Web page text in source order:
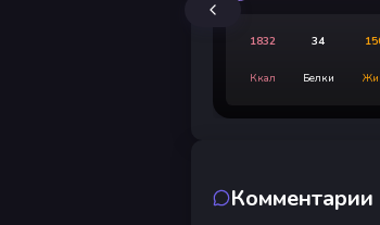
1832
Ккал
34
Белки
Комментарии